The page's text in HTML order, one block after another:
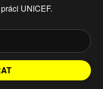
UNICEF.